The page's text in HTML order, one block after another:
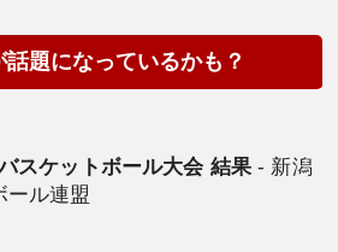
題になっているかも？
スケットボール大会 結果- 新潟
ール連盟